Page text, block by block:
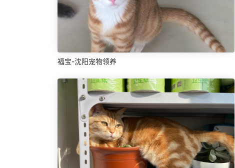
福宝-沈阳宠物领养